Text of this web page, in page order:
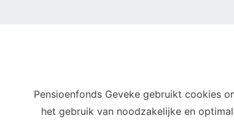
Pensioenfonds Geveke gebruikt cookies
het gebruik van noodzakelijke en